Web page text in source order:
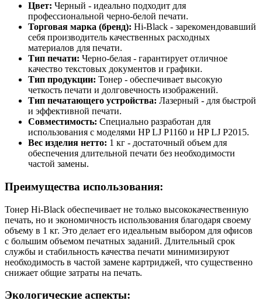
Цвет: Черный - идеально подходит для
профессиональной черно-белой печати.
Торговая марка (бренд): Hi-Black - зарекомендовавший
себя производитель качественных расходных
материалов для печати.
Тип печати: Черно-белая - гарантирует отличное
качество текстовых документов и графики.
Тип продукции: Тонер - обеспечивает высокую
четкость печати и долговечность изображений.
Тип печатающего устройства: Лазерный - для быстрой
и эффективной печати.
Совместимость: Специально разработан для
использования с моделями HP LJ P1160 и HP LJ P2015.
Вес изделия нетто: 1 кг - достаточный объем для
обеспечения длительной печати без необходимости
частой замены.
Преимущества использования:
Тонер Hi-Black обеспечивает не только высококачественную
печать, но и экономичность использования благодаря своему
объему в 1 кг. Это делает его идеальным выбором для офисов
с большим объемом печатных заданий. Длительный срок
службы и стабильность качества печати минимизируют
необходимость в частой замене картриджей, что существенно
снижает общие затраты на печать.
Экологические аспекты: